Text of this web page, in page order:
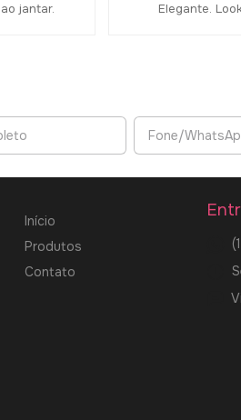
jantar. Elegante.
Início
Produtos
Contato